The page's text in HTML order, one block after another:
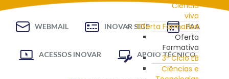
Ciência
viva
Oferta Formativa
Oferta
Formativa
3º Ciclo EB
Ciências e
WEBMAIL INOVAR SIGE PAA
ACESSOS INOVAR APOIO TÉCNICO